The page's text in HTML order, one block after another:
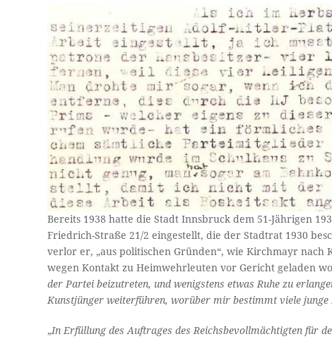
Bereits 1938 hatte die Stadt Innsbruck dem 51-Jährigen
Friedrich-Straße 21/2 eingestellt, die der Stadtrat 1930
verlor er, „aus politischen Gründen“, wie Kirchmayr nach
wegen Kontakt zu Heimwehrleuten vor Gericht geladen
der Partei beizutreten, und wenigstens etwas Ruhe zu
Kunstjünger weiterführen, worüber mir bestimmt viele junge
„In Erfüllung des Auftrages des Reichsbevollmächtigten für